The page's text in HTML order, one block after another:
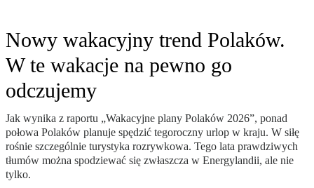
Nowy wakacyjny trend Polaków.
W te wakacje na pewno go
odczujemy
Jak wynika z raportu „Wakacyjne plany Polaków 2026”, ponad
połowa Polaków planuje spędzić tegoroczny urlop w kraju. W siłę
rośnie szczególnie turystyka rozrywkowa. Tego lata prawdziwych
tłumów można spodziewać się zwłaszcza w Energylandii, ale nie
tylko.